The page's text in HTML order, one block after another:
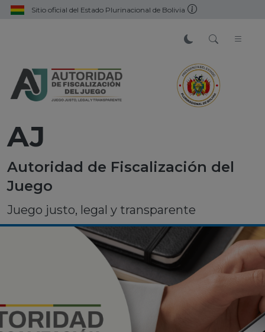
Sitio oficial del Estado Plurinacional de Bolivia
AJ
Autoridad de Fiscalización del
Juego
Juego justo, legal y transparente